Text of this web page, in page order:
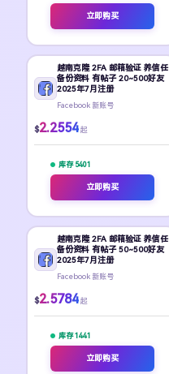
立即购买
越南克隆 2FA 邮箱验证 养信任
备份资料 有帖子 20~500好友
2025年7月注册
Facebook 新账号
$2.2554 起
库存 5401
立即购买
越南克隆 2FA 邮箱验证 养信任
备份资料 有帖子 50~500好友
2025年7月注册
Facebook 新账号
$2.5784 起
库存 1441
立即购买